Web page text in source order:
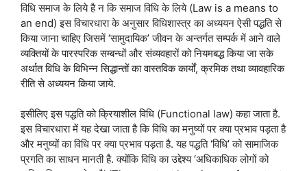
विधि समाज के लिये है न कि समाज विधि के लिये (Law is a means to
an end) इस विचारधारा के अनुसार विधिशास्त्र का अध्ययन ऐसी पद्धति से
किया जाना चाहिए जिसमें ‘सामुदायिक’ जीवन के अन्तर्गत सम्पर्क में आने वाले
व्यक्तियों के पारस्परिक सम्बन्धों और संव्यवहारों को नियमबद्ध किया जा सके
अर्थात विधि के विभिन्न सिद्धान्तों का वास्तविक कार्यों, क्रमिक तथा व्यावहारिक
रीति से अध्ययन किया जाये.
इसीलिए इस पद्धति को क्रियाशील विधि (Functional law) कहा जाता है.
इस विचारधारा में यह देखा जाता है कि विधि का मनुष्यों पर क्या प्रभाव पड़ता है
और मनुष्यों का विधि पर क्या प्रभाव पड़ता है. यह पद्धति ‘विधि’ को सामाजिक
प्रगति का साधन मानती है. क्योंकि विधि का उद्देश्य ‘अधिकाधिक लोगों को